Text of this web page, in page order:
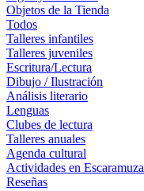
Objetos de la Tienda
Todos
Talleres infantiles
Talleres juveniles
Escritura/Lectura
Dibujo / Ilustración
Análisis literario
Lenguas
Clubes de lectura
Talleres anuales
Agenda cultural
Actividades en Escaramuza
Reseñas